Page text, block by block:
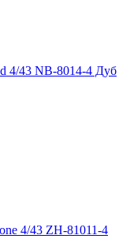
4/43 NB-8014-4 Дуб